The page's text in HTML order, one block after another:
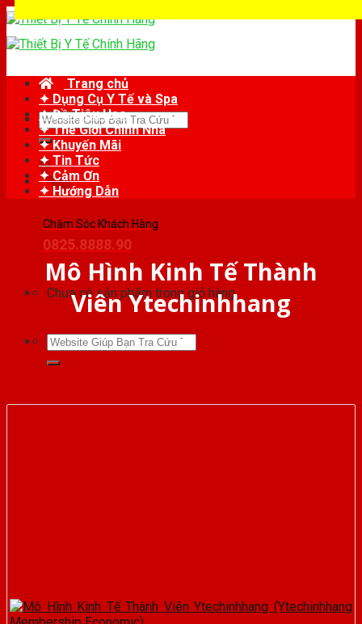
Skip
to
content
Tìm
kiếm:
Chăm Sóc Khách Hàng
0825.8888.90
Chưa có sản phẩm trong giỏ hàng.
Tìm
kiếm:
Trang chủ
✦ Dụng Cụ Y Tế và Spa
✦ Đồ Tiêu Hao
✦ Thế Giới Chỉnh Nha
✦ Khuyến Mãi
✦ Tin Tức
✦ Cảm Ơn
✦ Hướng Dẫn
Mô Hình Kinh Tế Thành
Viên Ytechinhhang